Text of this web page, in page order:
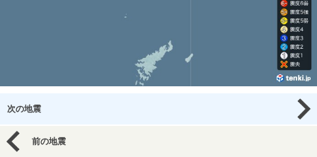
次の地震
前の地震